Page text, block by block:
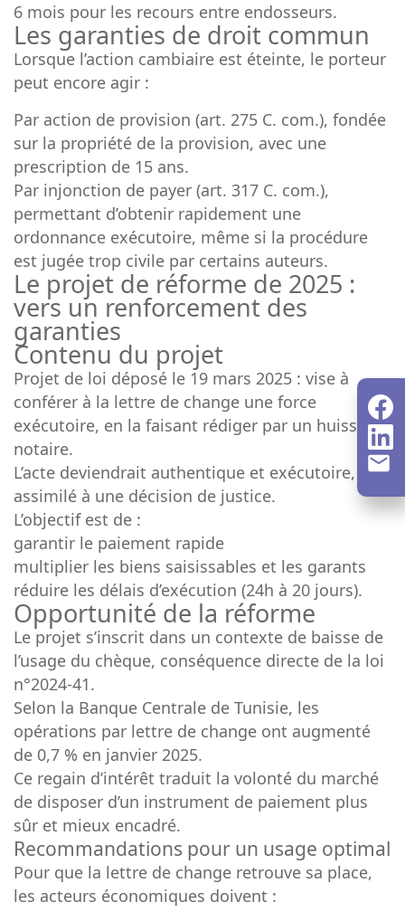
6 mois pour les recours entre endosseurs.
Les garanties de droit commun
Lorsque l’action cambiaire est éteinte, le porteur
peut encore agir :
Par action de provision (art. 275 C. com.), fondée
sur la propriété de la provision, avec une
prescription de 15 ans.
Par injonction de payer (art. 317 C. com.),
permettant d’obtenir rapidement une
ordonnance exécutoire, même si la procédure
est jugée trop civile par certains auteurs.
Le projet de réforme de 2025 :
vers un renforcement des
garanties
Contenu du projet
Projet de loi déposé le 19 mars 2025 : vise à
conférer à la lettre de change une force
exécutoire, en la faisant rédiger par un huissier
notaire.
L’acte deviendrait authentique et exécutoire,
assimilé à une décision de justice.
L’objectif est de :
garantir le paiement rapide
multiplier les biens saisissables et les garants
réduire les délais d’exécution (24h à 20 jours).
Opportunité de la réforme
Le projet s’inscrit dans un contexte de baisse de
l’usage du chèque, conséquence directe de la loi
n°2024-41.
Selon la Banque Centrale de Tunisie, les
opérations par lettre de change ont augmenté
de 0,7 % en janvier 2025.
Ce regain d’intérêt traduit la volonté du marché
de disposer d’un instrument de paiement plus
sûr et mieux encadré.
Recommandations pour un usage optimal
Pour que la lettre de change retrouve sa place,
les acteurs économiques doivent :